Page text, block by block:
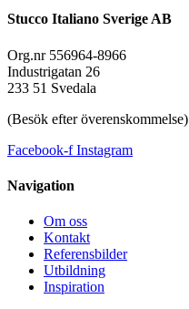
Stucco Italiano Sverige AB
Org.nr 556964-8966
Industrigatan 26
233 51 Svedala
(Besök efter överenskommelse)
Facebook-f Instagram
Navigation
Om oss
Kontakt
Referensbilder
Utbildning
Inspiration